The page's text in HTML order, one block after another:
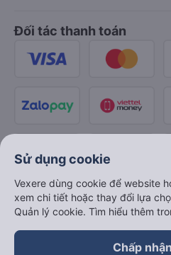
Đối tác thanh toán
Sử dụng cookie
Vexere dùng cookie để website
xem chi tiết hoặc thay đổi lựa
Quản lý cookie. Tìm hiểu thêm
Chấp